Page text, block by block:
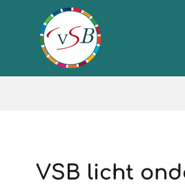
VSB licht